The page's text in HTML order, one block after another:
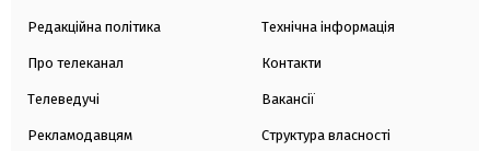
Редакційна політика
Про телеканал
Телеведучі
Рекламодавцям
Технічна інформація
Контакти
Вакансії
Структура власності